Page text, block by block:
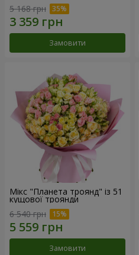
5 168 грн
Замовити
Мікс "Планета троянд" із 51
кущової троянди
6 540 грн
Замовити